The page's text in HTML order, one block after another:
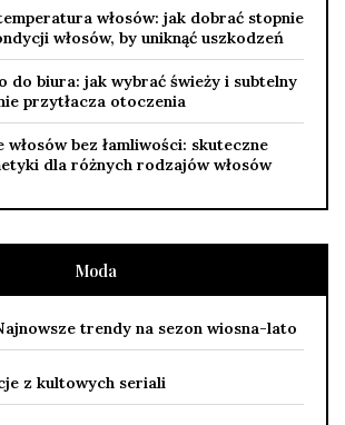
włosów: jak dobrać stopnie
włosów, by uniknąć uszkodzeń
do biura: jak wybrać świeży i subtelny
przytłacza otoczenia
włosów bez łamliwości: skuteczne
dla różnych rodzajów włosów
Moda
trendy na sezon wiosna-lato
z kultowych seriali